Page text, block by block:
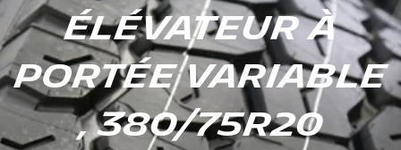
élévateur à
portée variable
, 380/75R20